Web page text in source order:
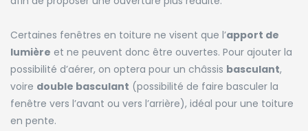
Certaines fenêtres en toiture ne visent que l’apport de
lumière et ne peuvent donc être ouvertes. Pour ajouter la
possibilité d’aérer, on optera pour un châssis basculant,
voire double basculant (possibilité de faire basculer la
fenêtre vers l’avant ou vers l’arrière), idéal pour une toiture
en pente.